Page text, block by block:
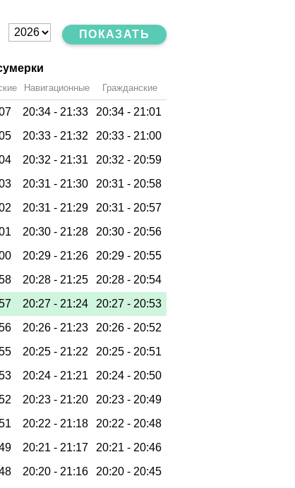
ПОКАЗАТЬ
Навигационные Гражданские
20:34 - 21:33 20:34 - 21:01
20:33 - 21:32 20:33 - 21:00
20:32 - 21:31 20:32 - 20:59
20:31 - 21:30 20:31 - 20:58
20:31 - 21:29 20:31 - 20:57
20:30 - 21:28 20:30 - 20:56
20:29 - 21:26 20:29 - 20:55
20:28 - 21:25 20:28 - 20:54
20:27 - 21:24 20:27 - 20:53
20:26 - 21:23 20:26 - 20:52
20:25 - 21:22 20:25 - 20:51
20:24 - 21:21 20:24 - 20:50
20:23 - 21:20 20:23 - 20:49
20:22 - 21:18 20:22 - 20:48
20:21 - 21:17 20:21 - 20:46
20:20 - 21:16 20:20 - 20:45